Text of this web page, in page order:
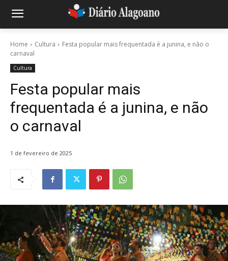
Home Cultura
Festa popular mais frequentada é a junina, e não o
carnaval
Cultura
Festa popular mais
frequentada é a junina, e não
o carnaval
1 de fevereiro de 2025